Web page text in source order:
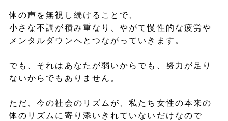
体の声を無視し続けることで、
小さな不調が積み重なり、やがて慢性的な疲労や
メンタルダウンへとつながっていきます。
でも、それはあなたが弱いからでも、努力が足り
ないからでもありません。
ただ、今の社会のリズムが、私たち女性の本来の
体のリズムに寄り添いきれていないだけなので